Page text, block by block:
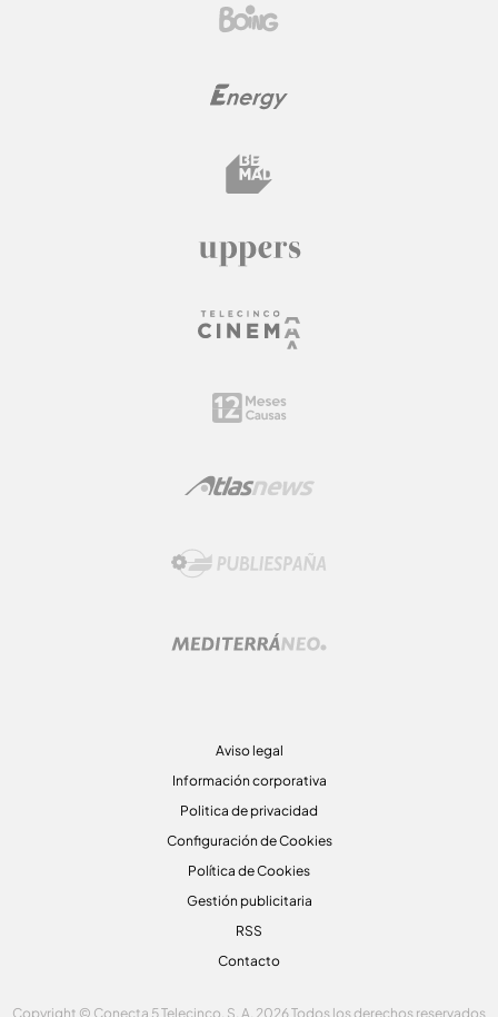
Aviso legal
Información corporativa
Politica de privacidad
Configuración de Cookies
Política de Cookies
Gestión publicitaria
RSS
Contacto
Copyright © Conecta 5 Telecinco, S. A. 2026 Todos los derechos reservados